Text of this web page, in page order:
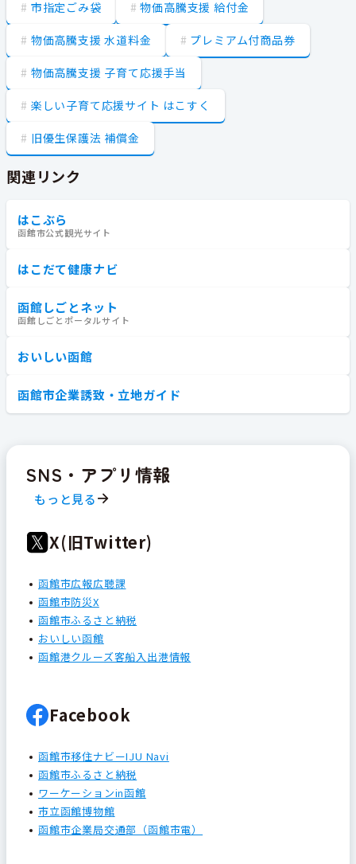
市指定ごみ袋 物価高騰支援 給付金
物価高騰支援 水道料金 プレミアム付商品券
物価高騰支援 子育て応援手当
楽しい子育て応援サイト はこすく
旧優生保護法 補償金
関連リンク
はこぶら
函館市公式観光サイト
はこだて健康ナビ
函館しごとネット
函館しごとポータルサイト
おいしい函館
函館市企業誘致・立地ガイド
SNS・アプリ情報
もっと見る
X(旧Twitter)
函館市広報広聴課
函館市防災X
函館市ふるさと納税
おいしい函館
函館港クルーズ客船入出港情報
Facebook
函館市移住ナビーIJU Navi
函館市ふるさと納税
ワーケーションin函館
市立函館博物館
函館市企業局交通部（函館市電）